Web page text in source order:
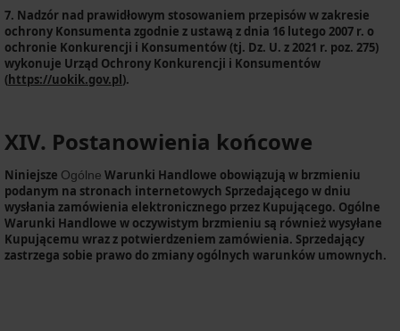
7. Nadzór nad prawidłowym stosowaniem przepisów w zakresie
ochrony Konsumenta zgodnie z ustawą z dnia 16 lutego 2007 r. o
ochronie Konkurencji i Konsumentów (tj. Dz. U. z 2021 r. poz. 275)
wykonuje Urząd Ochrony Konkurencji i Konsumentów
(https://uokik.gov.pl).
XIV. Postanowienia końcowe
Niniejsze Ogólne Warunki Handlowe obowiązują w brzmieniu
podanym na stronach internetowych Sprzedającego w dniu
wysłania zamówienia elektronicznego przez Kupującego. Ogólne
Warunki Handlowe w oczywistym brzmieniu są również wysyłane
Kupującemu wraz z potwierdzeniem zamówienia. Sprzedający
zastrzega sobie prawo do zmiany ogólnych warunków umownych.